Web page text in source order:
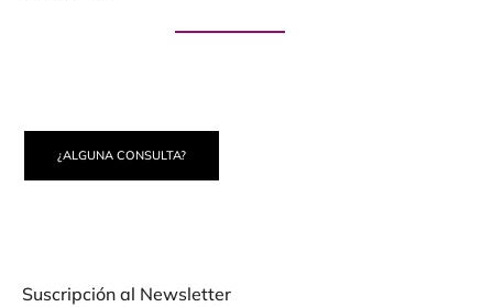
¿ALGUNA CONSULTA?
Suscripción al Newsletter